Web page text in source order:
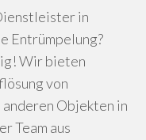
in
Entrümpelung?
Wir bieten
von
anderen Objekten in
Team aus